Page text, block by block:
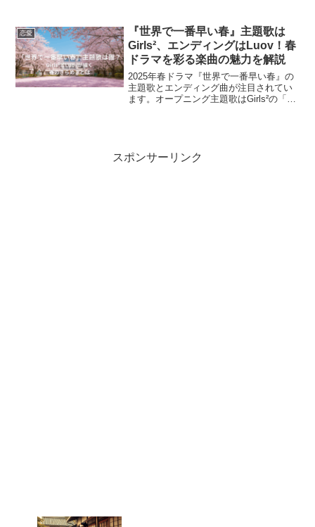
記事では、真帆が抱える葛藤や雪嶋との
未来に向けた決意を中心...
恋愛
『世界で一番早い春』主題歌は
Girls²、エンディングはLuov！春
ドラマを彩る楽曲の魅力を解説
2025年春ドラマ『世界で一番早い春』の
主題歌とエンディング曲が注目されてい
ます。オープニング主題歌はGirls²の「さ
スポンサーリンク